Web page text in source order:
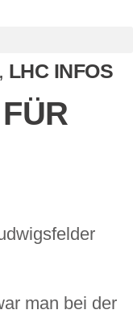
, LHC INFOS
man bei der